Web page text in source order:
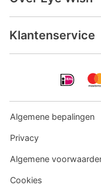
Klantenservice
Algemene bepalingen
Privacy
Algemene
Cookies